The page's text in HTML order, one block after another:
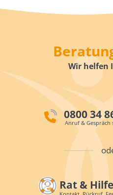
Wir helfen
0800 34
Anruf &
Rat &
Kontakt, Rückruf,